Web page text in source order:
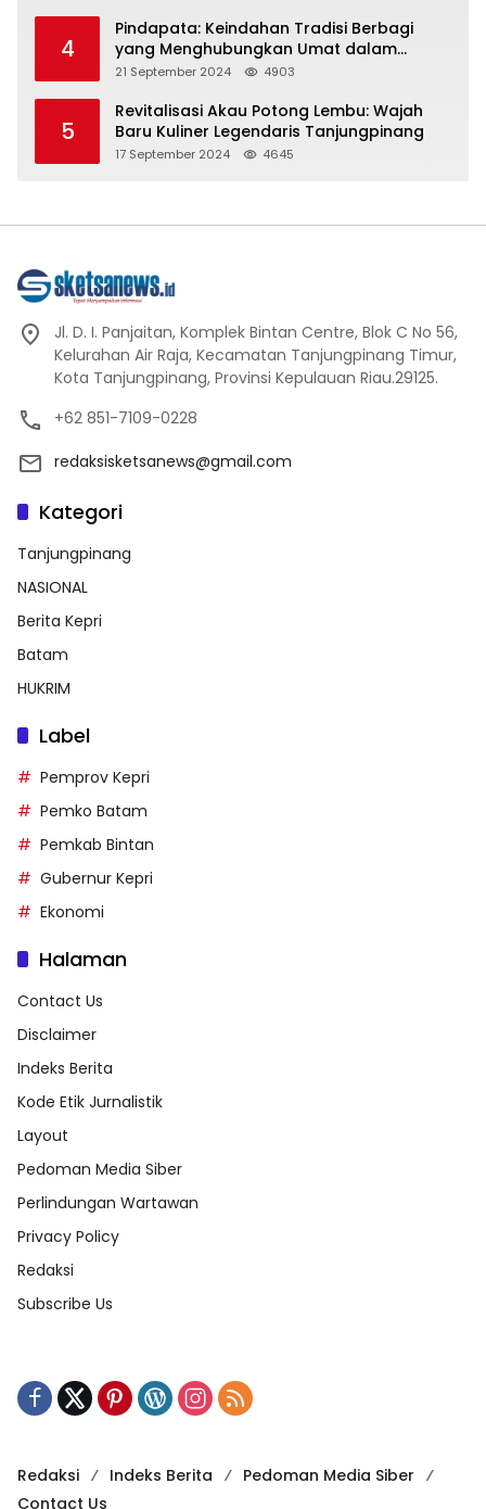
4
Pindapata: Keindahan Tradisi Berbagi
yang Menghubungkan Umat dalam
Spiritualitas dan Kebersamaan dalam
21 September 2024 4903
5
Revitalisasi Akau Potong Lembu: Wajah
Baru Kuliner Legendaris Tanjungpinang
17 September 2024 4645
Jl. D. I. Panjaitan, Komplek Bintan Centre, Blok C No 56,
Kelurahan Air Raja, Kecamatan Tanjungpinang Timur,
Kota Tanjungpinang, Provinsi Kepulauan Riau.29125.
+62 851-7109-0228
redaksisketsanews@gmail.com
Kategori
Tanjungpinang
NASIONAL
Berita Kepri
Batam
HUKRIM
Label
Pemprov Kepri
Pemko Batam
Pemkab Bintan
Gubernur Kepri
Ekonomi
Halaman
Contact Us
Disclaimer
Indeks Berita
Kode Etik Jurnalistik
Layout
Pedoman Media Siber
Perlindungan Wartawan
Privacy Policy
Redaksi
Subscribe Us
Redaksi Indeks Berita
Pedoman Media Siber
Contact Us